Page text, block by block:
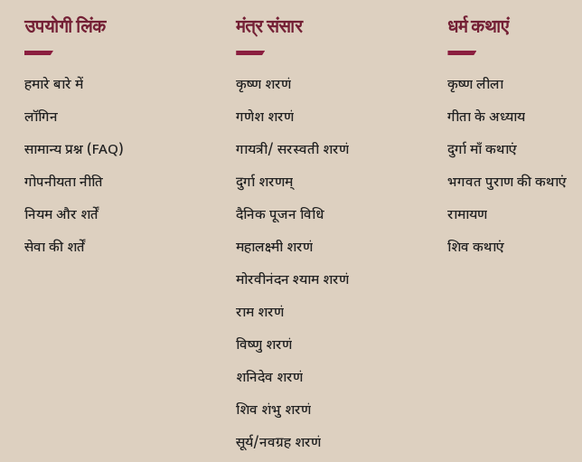
उपयोगी लिंक
हमारे बारे में
लॉगिन
सामान्य प्रश्न (FAQ)
गोपनीयता नीति
नियम और शर्तें
सेवा की शर्तें
मंत्र संसार
कृष्ण शरणं
गणेश शरणं
गायत्री/ सरस्वती शरणं
दुर्गा शरणम्
दैनिक पूजन विधि
महालक्ष्मी शरणं
मोरवीनंदन श्याम शरणं
राम शरणं
विष्णु शरणं
शनिदेव शरणं
शिव शंभु शरणं
सूर्य/नवग्रह शरणं
धर्म कथाएं
कृष्ण लीला
गीता के अध्याय
दुर्गा माँ कथाएं
भगवत पुराण की कथाएं
रामायण
शिव कथाएं